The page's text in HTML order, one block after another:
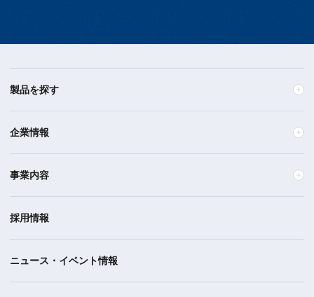
製品を探す
企業情報
事業内容
採用情報
ニュース・イベント情報